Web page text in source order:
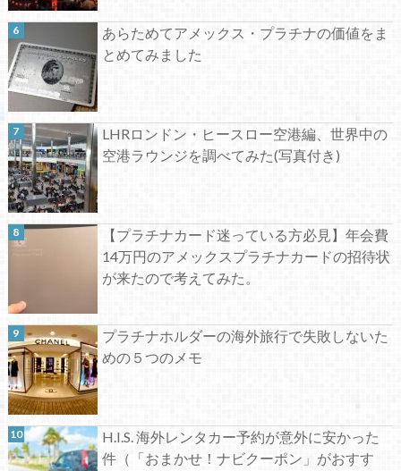
あらためてアメックス・プラチナの価値をま
とめてみました
LHRロンドン・ヒースロー空港編、世界中の
空港ラウンジを調べてみた(写真付き)
【プラチナカード迷っている方必見】年会費
14万円のアメックスプラチナカードの招待状
が来たので考えてみた。
プラチナホルダーの海外旅行で失敗しないた
めの５つのメモ
H.I.S. 海外レンタカー予約が意外に安かった
件（「おまかせ！ナビクーポン」がおすす